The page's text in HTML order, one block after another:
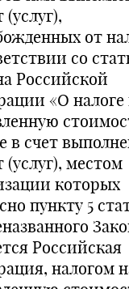
(услуг),
от
со
Российской
«О налоге
в счет
(услуг), местом
которых
пункту 5
Российская
налогом